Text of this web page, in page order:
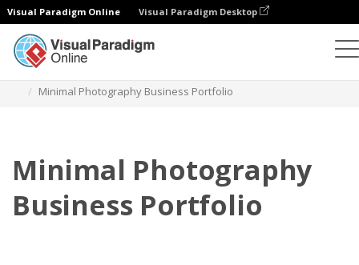
Visual Paradigm Online Visual Paradigm Desktop
Minimal Photography Business Portfolio
Minimal Photography
Business Portfolio